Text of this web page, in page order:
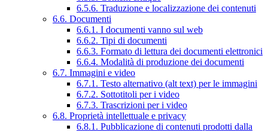
6.5.6. Traduzione e localizzazione dei contenuti
6.6. Documenti
6.6.1. I documenti vanno sul web
6.6.2. Tipi di documenti
6.6.3. Formato di lettura dei documenti elettronici
6.6.4. Modalità di produzione dei documenti
6.7. Immagini e video
6.7.1. Testo alternativo (alt text) per le immagini
6.7.2. Sottotitoli per i video
6.7.3. Trascrizioni per i video
6.8. Proprietà intellettuale e privacy
6.8.1. Pubblicazione di contenuti prodotti dalla